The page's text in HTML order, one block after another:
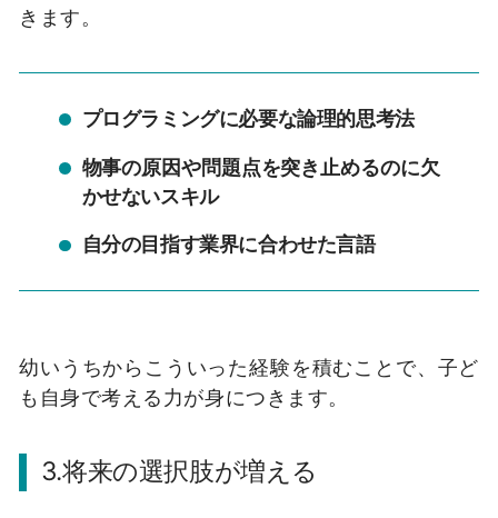
きます。
プログラミングに必要な論理的思考法
物事の原因や問題点を突き止めるのに欠
かせないスキル
自分の目指す業界に合わせた言語
幼いうちからこういった経験を積むことで、子ど
も自身で考える力が身につきます。
3.将来の選択肢が増える